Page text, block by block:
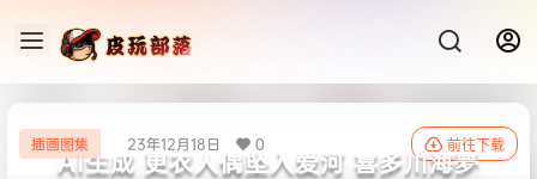
AI生成 更衣人偶坠入爱河 喜多川海夢
插画图集 23年12月18日 0 前往下载